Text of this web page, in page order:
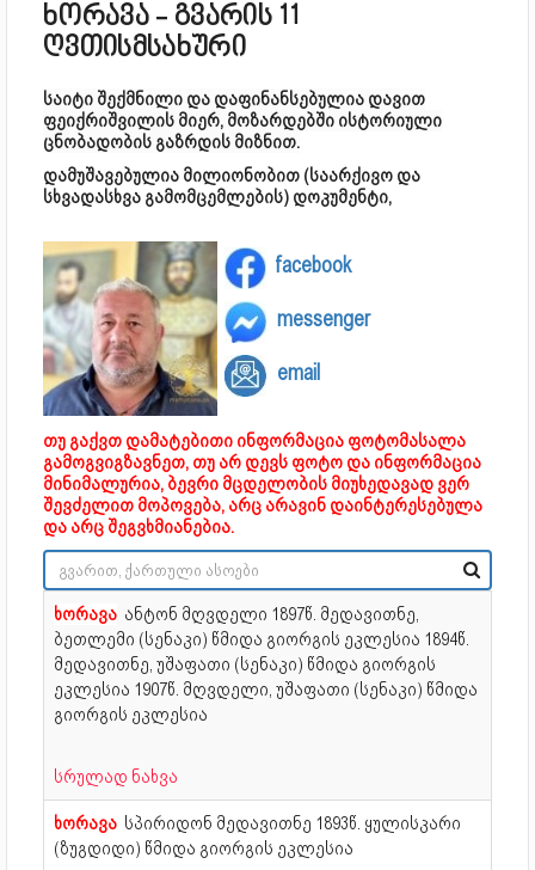
ხორავა - გვარის 11
ღვთისმსახური
საიტი შექმნილი და დაფინანსებულია დავით
ფეიქრიშვილის მიერ, მოზარდებში ისტორიული
ცნობადობის გაზრდის მიზნით.
დამუშავებულია მილიონობით (საარქივო და
სხვადასხვა გამომცემლების) დოკუმენტი,
facebook
messenger
email
თუ გაქვთ დამატებითი ინფორმაცია ფოტომასალა
გამოგვიგზავნეთ, თუ არ დევს ფოტო და ინფორმაცია
მინიმალურია, ბევრი მცდელობის მიუხედავად ვერ
შევძელით მოპოვება, არც არავინ დაინტერესებულა
და არც შეგვხმიანებია.
ხორავა ანტონ მღვდელი 1897წ. მედავითნე,
ბეთლემი (სენაკი) წმიდა გიორგის ეკლესია 1894წ.
მედავითნე, უშაფათი (სენაკი) წმიდა გიორგის
ეკლესია 1907წ. მღვდელი, უშაფათი (სენაკი) წმიდა
გიორგის ეკლესია
სრულად ნახვა
ხორავა სპირიდონ მედავითნე 1893წ. ყულისკარი
(ზუგდიდი) წმიდა გიორგის ეკლესია